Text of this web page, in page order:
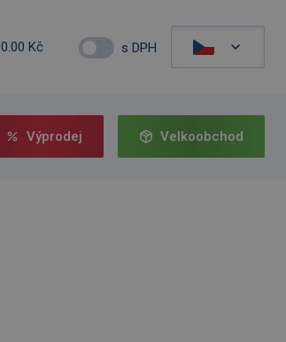
0.00 Kč s DPH
Výprodej Velkoobchod